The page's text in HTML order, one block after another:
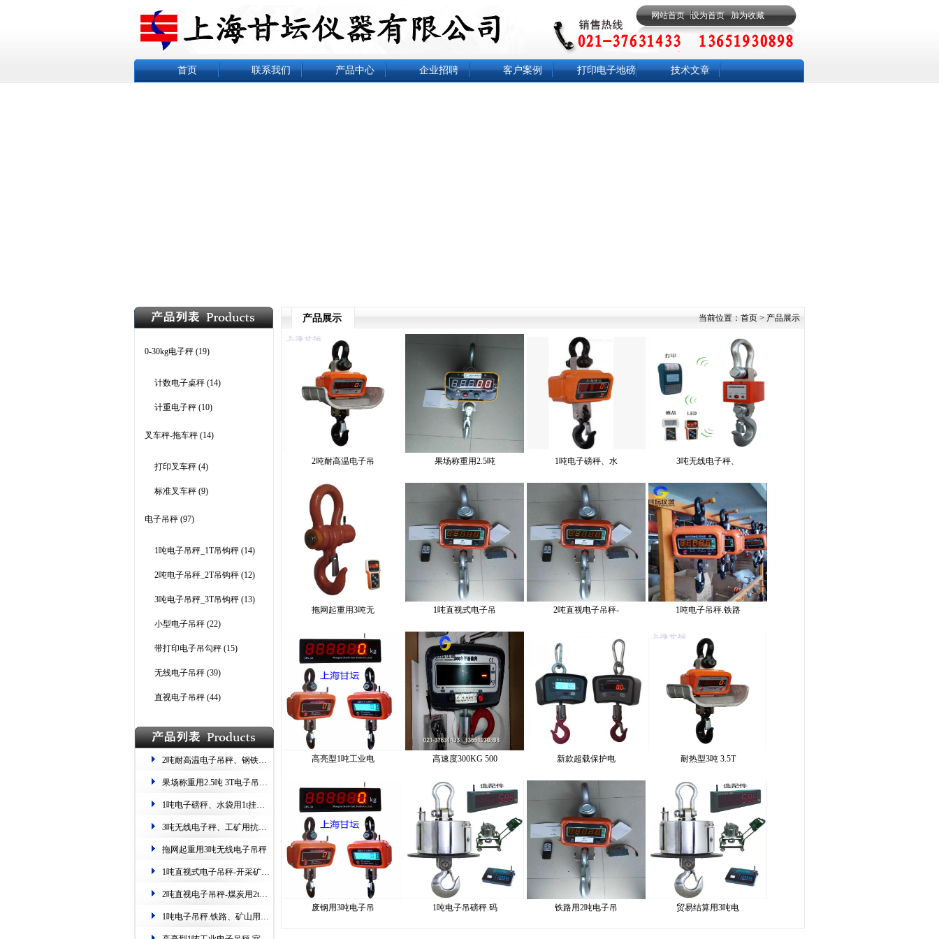
网站首页 设为首页 加为收藏
首页 联系我们 产品中心 企业招聘 客户案例 打印电子地磅 技术文章
0-30kg电子秤 (19)
计数电子桌秤 (14)
计重电子秤 (10)
叉车秤-拖车秤 (14)
打印叉车秤 (4)
标准叉车秤 (9)
电子吊秤 (97)
1吨电子吊秤_1T吊钩秤 (14)
2吨电子吊秤_2T吊钩秤 (12)
3吨电子吊秤_3T吊钩秤 (13)
小型电子吊秤 (22)
带打印电子吊勾秤 (15)
无线电子吊秤 (39)
直视电子吊秤 (44)
2吨耐高温电子吊秤、钢铁称重用10T钩头秤​
果场称重用2.5吨 3T电子吊钩秤 重量暂留、归零
1吨电子磅秤、水袋用1t挂钩式电子称 .1000kg起重秤
3吨无线​电子秤、工矿用抗摇晃​挂钩称、2吨耐高温电子吊秤
拖网起重用3吨无线电子吊秤
1吨直视式电子吊秤-开采矿物用1000kg吊钩秤
2吨直视电子吊秤-煤炭用2t计重吊钩称
1吨电子吊秤.铁路、矿山​用吊磅一吨
当前位置： 首页 > 产品展示
产品展示
2吨耐高温电子吊 果场称重用2.5吨 1吨电子磅秤、水 3吨无线​电子秤、
拖网起重用3吨无 1吨直视式电子吊 2吨直视电子吊秤- 1吨电子吊秤.铁路
高亮型1吨工业电 高速度​300KG 500 新款超载​保护电 耐热型​3吨 3.5T
废钢用3吨电子吊 1吨电子吊磅秤.码 铁路用2吨电子吊 贸易结算用​3吨电